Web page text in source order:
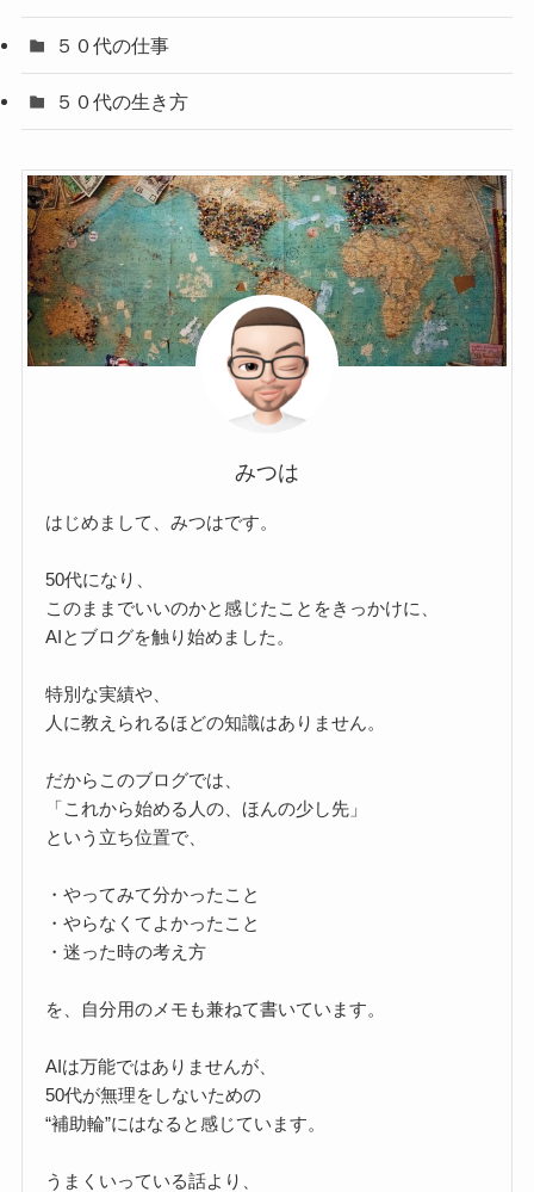
５０代の仕事
５０代の生き方
みつは
はじめまして、みつはです。
50代になり、
このままでいいのかと感じたことをきっかけに、
AIとブログを触り始めました。
特別な実績や、
人に教えられるほどの知識はありません。
だからこのブログでは、
「これから始める人の、ほんの少し先」
という立ち位置で、
・やってみて分かったこと
・やらなくてよかったこと
・迷った時の考え方
を、自分用のメモも兼ねて書いています。
AIは万能ではありませんが、
50代が無理をしないための
“補助輪”にはなると感じています。
うまくいっている話より、